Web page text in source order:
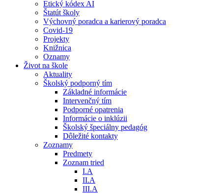
Etický kódex AI
Štatút školy
Výchovný poradca a karierový poradca
Covid-19
Projekty
Knižnica
Oznamy
Život na škole
Aktuality
Školský podporný tím
Základné informácie
Intervenčný tím
Podporné opatrenia
Informácie o inklúzii
Školský špeciálny pedagóg
Dôležité kontakty
Zoznamy
Predmety
Zoznam tried
I.A
II.A
III.A